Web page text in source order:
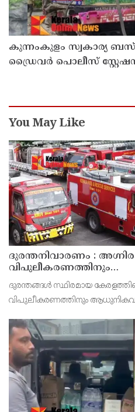
കുന്നംകുളം സ്വകാര്യ
ഡ്രൈവർ പൊലീസ്
You May Like
ദുരന്തനിവാരണം :
വിപുലീകരണത്തിനും
കൂടി അനുവദിച്ചു
ദുരന്തങ്ങൾ സ്ഥിരമായ
വിപുലീകരണത്തിനും
നിർദേശങ്ങൾക്കനുസരിച്ചാണ്
അനുവദി